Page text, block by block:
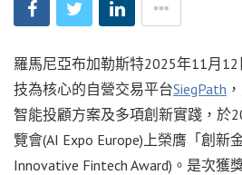
羅馬尼亞布加勒斯特2025年11月12
技為核心的自營交易平台SiegPath
智能投顧方案及多項創新實踐，於
覽會(AI Expo Europe)上榮膺「創新
Innovative Fintech Award)。是次獲